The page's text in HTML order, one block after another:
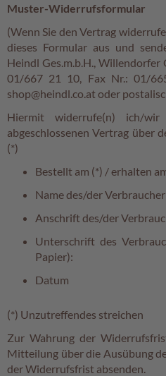
e
r
G
r
o
ß
p
a
c
Familienunternehmen
Filialen
Schokowelt
Aktionen
%
Muster-Widerrufsformular
(Wenn Sie den Vertrag
dieses Formular aus und
Heindl Ges.m.b.H., Willendorfer
01/667 21 10, Fax Nr.: 01/
shop@heindl.co.at oder
Hiermit widerrufe(n) ich/
abgeschlossenen Vertrag über
(*)
Bestellt am (*) / erhalten
Name des/der
Anschrift des/der
Unterschrift des
Papier):
Datum
(*) Unzutreffendes streichen
Zur Wahrung der
Mitteilung über die Ausübung
der Widerrufsfrist absenden.